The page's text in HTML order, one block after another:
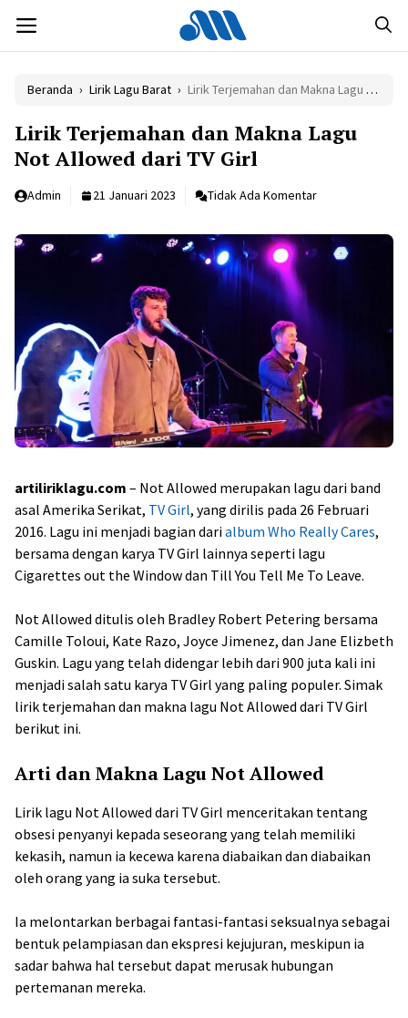
isi
MENU
Beranda › Lirik Lagu Barat › Lirik Terjemahan dan Makna Lagu Not Allowed dari TV Girl
Lirik Terjemahan dan Makna Lagu
Not Allowed dari TV Girl
Admin 21 Januari 2023 Tidak Ada Komentar
artiliriklagu.com – Not Allowed merupakan lagu dari band
asal Amerika Serikat, TV Girl, yang dirilis pada 26 Februari
2016. Lagu ini menjadi bagian darialbum Who Really Cares,
bersama dengan karya TV Girl lainnya seperti lagu
Cigarettes out the Window dan Till You Tell Me To Leave.
Not Allowed ditulis oleh Bradley Robert Petering bersama
Camille Toloui, Kate Razo, Joyce Jimenez, dan Jane Elizbeth
Guskin. Lagu yang telah didengar lebih dari 900 juta kali ini
menjadi salah satu karya TV Girl yang paling populer. Simak
lirik terjemahan dan makna lagu Not Allowed dari TV Girl
berikut ini.
Arti dan Makna Lagu Not Allowed
Lirik lagu Not Allowed dari TV Girl menceritakan tentang
obsesi penyanyi kepada seseorang yang telah memiliki
kekasih, namun ia kecewa karena diabaikan dan diabaikan
oleh orang yang ia suka tersebut.
Ia melontarkan berbagai fantasi-fantasi seksualnya sebagai
bentuk pelampiasan dan ekspresi kejujuran, meskipun ia
sadar bahwa hal tersebut dapat merusak hubungan
pertemanan mereka.